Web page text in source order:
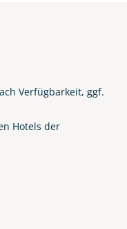
Verfügbarkeit, ggf.
Hotels der